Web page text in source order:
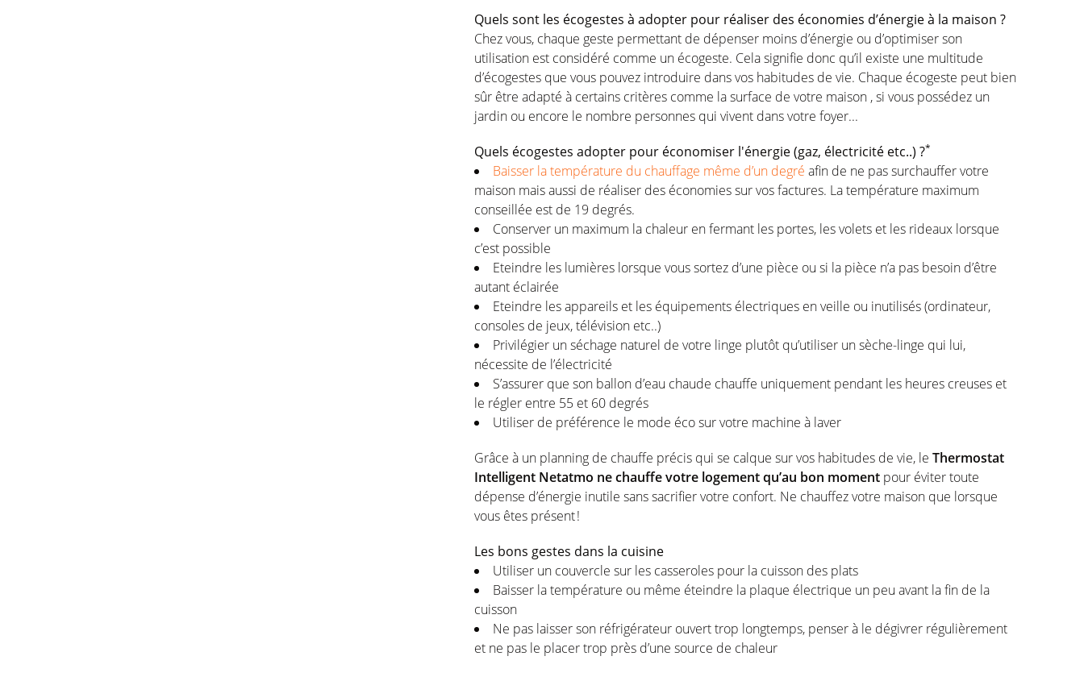
Quels sont les écogestes à adopter pour réaliser des économies d’énergie à la maison ?
Chez vous, chaque geste permettant de dépenser moins d’énergie ou d’optimiser son
utilisation est considéré comme un écogeste. Cela signifie donc qu’il existe une multitude
d’écogestes que vous pouvez introduire dans vos habitudes de vie. Chaque écogeste peut bien
sûr être adapté à certains critères comme la surface de votre maison , si vous possédez un
jardin ou encore le nombre personnes qui vivent dans votre foyer...
Quels écogestes adopter pour économiser l'énergie (gaz, électricité etc..) ?*
Baisser la température du chauffage même d’un degré afin de ne pas surchauffer votre
maison mais aussi de réaliser des économies sur vos factures. La température maximum
conseillée est de 19 degrés.
Conserver un maximum la chaleur en fermant les portes, les volets et les rideaux lorsque
c’est possible
Eteindre les lumières lorsque vous sortez d’une pièce ou si la pièce n’a pas besoin d’être
autant éclairée
Eteindre les appareils et les équipements électriques en veille ou inutilisés (ordinateur,
consoles de jeux, télévision etc..)
Privilégier un séchage naturel de votre linge plutôt qu’utiliser un sèche-linge qui lui,
nécessite de l’électricité
S’assurer que son ballon d’eau chaude chauffe uniquement pendant les heures creuses et
le régler entre 55 et 60 degrés
Utiliser de préférence le mode éco sur votre machine à laver
Grâce à un planning de chauffe précis qui se calque sur vos habitudes de vie, le Thermostat
Intelligent Netatmo ne chauffe votre logement qu’au bon moment pour éviter toute
dépense d’énergie inutile sans sacrifier votre confort. Ne chauffez votre maison que lorsque
vous êtes présent !
Les bons gestes dans la cuisine
Utiliser un couvercle sur les casseroles pour la cuisson des plats
Baisser la température ou même éteindre la plaque électrique un peu avant la fin de la
cuisson
Ne pas laisser son réfrigérateur ouvert trop longtemps, penser à le dégivrer régulièrement
et ne pas le placer trop près d’une source de chaleur